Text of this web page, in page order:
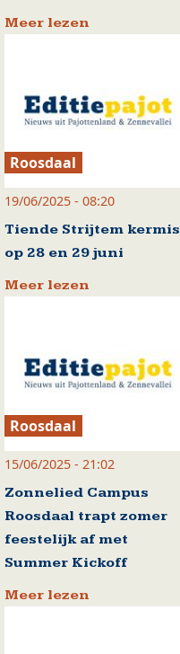
Meer lezen
Roosdaal
19/06/2025 - 08:20
Tiende Strijtem kermis
op 28 en 29 juni
Meer lezen
Roosdaal
15/06/2025 - 21:02
Zonnelied Campus
Roosdaal trapt zomer
feestelijk af met
Summer Kickoff
Meer lezen